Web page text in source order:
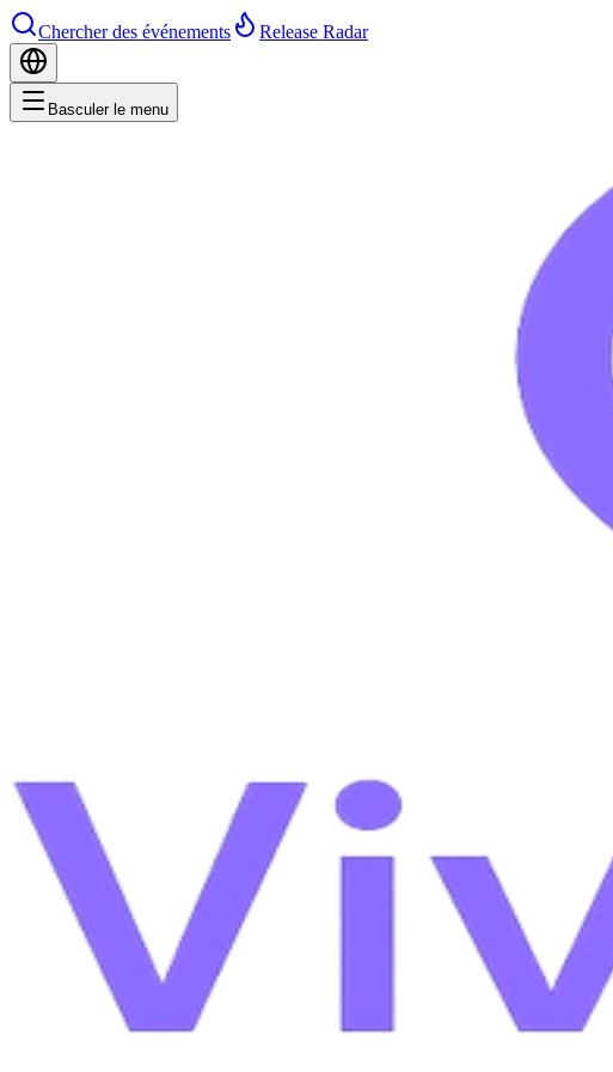
Chercher des événements Release Radar
Basculer le menu